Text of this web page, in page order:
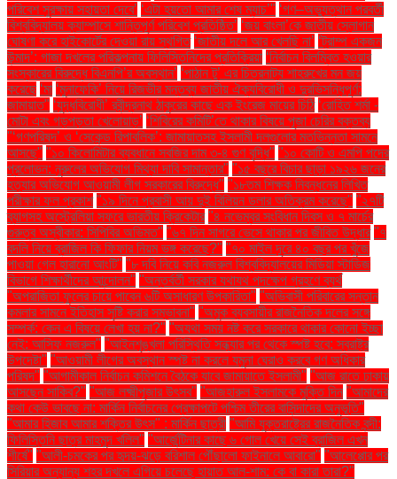
পরিবেশ সুরক্ষায় সহায়তা দেবে’ ‘এটা হয়তো আমার শেষ ম্যাচ’" ‘গণ–অভ্যুত্থান পরবর্তী
বিশ্ববিদ্যালয় ক্যাম্পাসে শান্তিপূর্ণ পরিবেশ প্রতিষ্ঠিত’ ‘জয় বাংলা’কে জাতীয় স্লোগান
ঘোষণা করে হাইকোর্টের দেওয়া রায় স্থগিত ‘জাতীয় দলে আর খেলছি না’ ‘ট্রাম্প একজন
উন্মাদ’: গাজা দখলের পরিকল্পনায় ফিলিস্তিনিদের প্রতিক্রিয়া ‘নির্বাচন বিলম্বিত হওয়ার
সংস্কারের বিরুদ্ধে বিএনপি’র অবস্থান’ ‘পাঠান টু’ এর চিত্রনাট্য শাহরুখের মন জয়
করেছে ‘মা ‘মুনাফেকি’ নিয়ে রিজভীর মন্তব্য জাতীয় ঐক্যবিরোধী ও দুরভিসন্ধিপূর্ণ:
জামায়াত" ‘যুদ্ধবিরোধী’ রবীন্দ্রনাথ ঠাকুরের কাছে এক ইংরেজ মায়ের চিঠি ‘রোহিত শর্মা -
মোটা এবং গড়পড়তা খেলোয়াড়’ ‘শিবিরের কমিটি’তে থাকার বিষয়ে পূজা চেরির বক্তব্য
"‘গণপরিষদ’ ও ‘সেকেন্ড রিপাবলিক’: জামায়াতসহ ইসলামী দলগুলোর মতভিন্নতা সামনে
আসছে" "১০ কিলোমিটার ব্যবধানে সবজির দাম ৩-৪ গুণ বৃদ্ধি" "১০ কোটি ও এমপি পদের
প্রলোভন: নুরুলের অভিযোগ মিথ্যা দাবি সামান্তার" "১৫ বছরে বিচার ছাড়া ১৯২৬ জনের
হত্যার অভিযোগ আওয়ামী লীগ সরকারের বিরুদ্ধে" "১৮তম শিক্ষক নিবন্ধনের লিখিত
পরীক্ষার ফল প্রকাশ "১৯ দিনে প্রবাসী আয় দুই বিলিয়ন ডলার অতিক্রম করেছে" "২৭টি
ব্যাগসহ অস্ট্রেলিয়া সফরে ভারতীয় ক্রিকেটার "৪ নভেম্বর সংবিধান দিবস ও ৭ মার্চের
গুরুত্ব অস্বীকার: সিপিবির অভিমত" "৬৭ দিন সাগরে ভেসে থাকার পর জীবিত উদ্ধার "৭
বদলি নিয়ে ব্রাজিল কি ফিফার নিয়ম ভঙ্গ করেছে?" "৭০ মাইল দূরে ৪০ বছর পর খুঁজে
পাওয়া গেল হারানো আংটি" "৮ দবি নিয়ে কবি নজরুল বিশ্ববিদ্যালয়ের মিডিয়া স্টাডিজ
বিভাগে শিক্ষার্থীদের আন্দোলন" "অন্তর্বর্তী সরকার যথাযথ পদক্ষেপ গ্রহণে ব্যর্থ
"অপরাজিতা ফুলের চায়ে পাবেন ৬টি অসাধারণ উপকারিতা" "অভিবাসী পরিবারের সন্তান
কমলার সামনে ইতিহাস সৃষ্টি করার সম্ভাবনা" "অমুক ব্যবসায়ীর রাজনৈতিক দলের সঙ্গে
সম্পর্ক: কেন এ বিষয়ে লেখা হয় না?" "অযথা সময় নষ্ট করে সরকারে থাকার কোনো ইচ্ছা
নেই: আসিফ নজরুল" "আইনশৃঙ্খলা পরিস্থিতি সন্ধ্যার পর থেকে স্পষ্ট হবে: স্বরাষ্ট্র
উপদেষ্টা" "আওয়ামী লীগের অবস্থান স্পষ্ট না করলে যমুনা ঘেরাও করবে গণ অধিকার
পরিষদ" "আগামীকাল নির্বাচন কমিশনে বৈঠকে যাবে জামায়াতে ইসলামী" "আজ রাতে ঢাকায়
আসছেন সাকিব?" "আজ লক্ষ্মীপূজার উৎসব" "আজহারুল ইসলামকে মুক্তি দিন "আমাদের
কথা কেউ ভাবছে না: মার্কিন নির্বাচনের প্রেক্ষাপটে পশ্চিম তীরের বাসিন্দাদের অনুভূতি"
"আমার হিজাব আমার শক্তির উৎস" : মার্কিন ছাত্রী "আমি যুক্তরাষ্ট্রের রাজনৈতিক বন্দী:
ফিলিস্তিনি ছাত্র মাহমুদ খলিল" "আর্জেন্টিনার কাছে ৬ গোল খেয়ে সেই ব্রাজিল এখন
শীর্ষে" "আলী-চমকের পর হৃদয়-ঝড়ে বরিশাল পৌঁছালো ফাইনালে আবারো" "আলেপ্পোর পর
সিরিয়ার অন্যান্য শহর দখলে এগিয়ে চলেছে হায়াত আল-শাম: কে বা কারা তারা?"